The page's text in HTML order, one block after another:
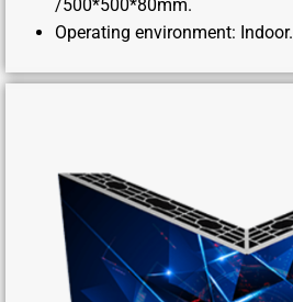
/500*500*80mm.
Operating environment: Indoor.